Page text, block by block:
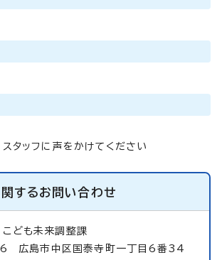
タッフに声をかけてください
するお問い合わせ
こども未来調整課
島市中区国泰寺町一丁目6番34